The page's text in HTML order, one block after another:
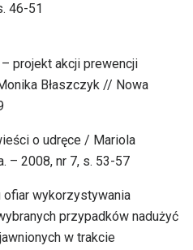
46-51
– projekt akcji prewencji
Błaszczyk // Nowa
o udręce / Mariola
– 2008, nr 7, s. 53-57
ofiar wykorzystywania
przypadków nadużyć
w trakcie